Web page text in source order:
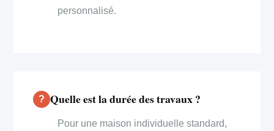
personnalisé.
Quelle est la durée des travaux ?
Pour une maison individuelle standard,